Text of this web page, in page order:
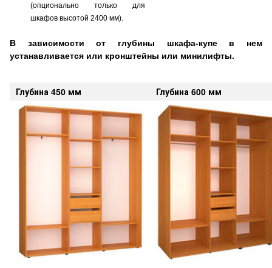
(опционально только для
шкафов высотой 2400 мм).
В зависимости от глубины шкафа-купе в нем
устанавливается или кронштейны или минилифты.
Глубина 450 мм Глубина 600 мм